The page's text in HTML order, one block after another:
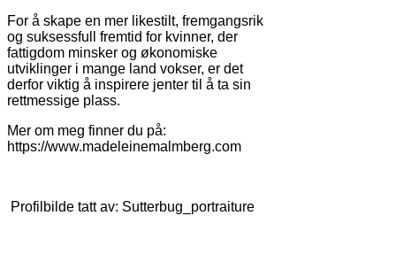
For å skape en mer likestilt, fremgangsrik
og suksessfull fremtid for kvinner, der
fattigdom minsker og økonomiske
utviklinger i mange land vokser, er det
derfor viktig å inspirere jenter til å ta sin
rettmessige plass.
Mer om meg finner du på:
https://www.madeleinemalmberg.com
Profilbilde tatt av: Sutterbug_portraiture